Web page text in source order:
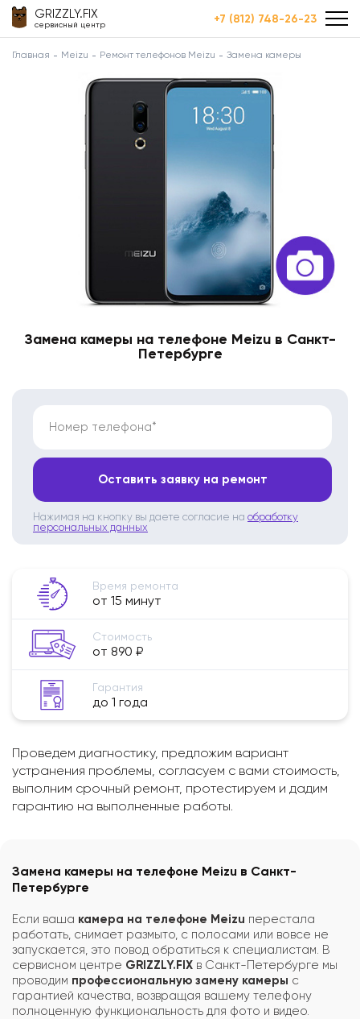
GRIZZLY.FIX
сервисный центр +7 (812) 748-26-23
Главная Meizu Ремонт телефонов Meizu Замена камеры
Замена камеры на телефоне Meizu в Санкт-
Петербурге
Номер телефона*
Оставить заявку на ремонт
Нажимая на кнопку вы даете согласие на обработку
персональных данных
Время ремонта
от 15 минут
Стоимость
от 890 ₽
Гарантия
до 1 года
Проведем диагностику, предложим вариант
устранения проблемы, согласуем с вами стоимость,
выполним срочный ремонт, протестируем и дадим
гарантию на выполненные работы.
Замена камеры на телефоне Meizu в Санкт-
Петербурге
Если ваша камера на телефоне Meizu перестала
работать, снимает размыто, с полосами или вовсе не
запускается, это повод обратиться к специалистам. В
сервисном центре GRIZZLY.FIX в Санкт-Петербурге мы
проводим профессиональную замену камеры с
гарантией качества, возвращая вашему телефону
полноценную функциональность для фото и видео.